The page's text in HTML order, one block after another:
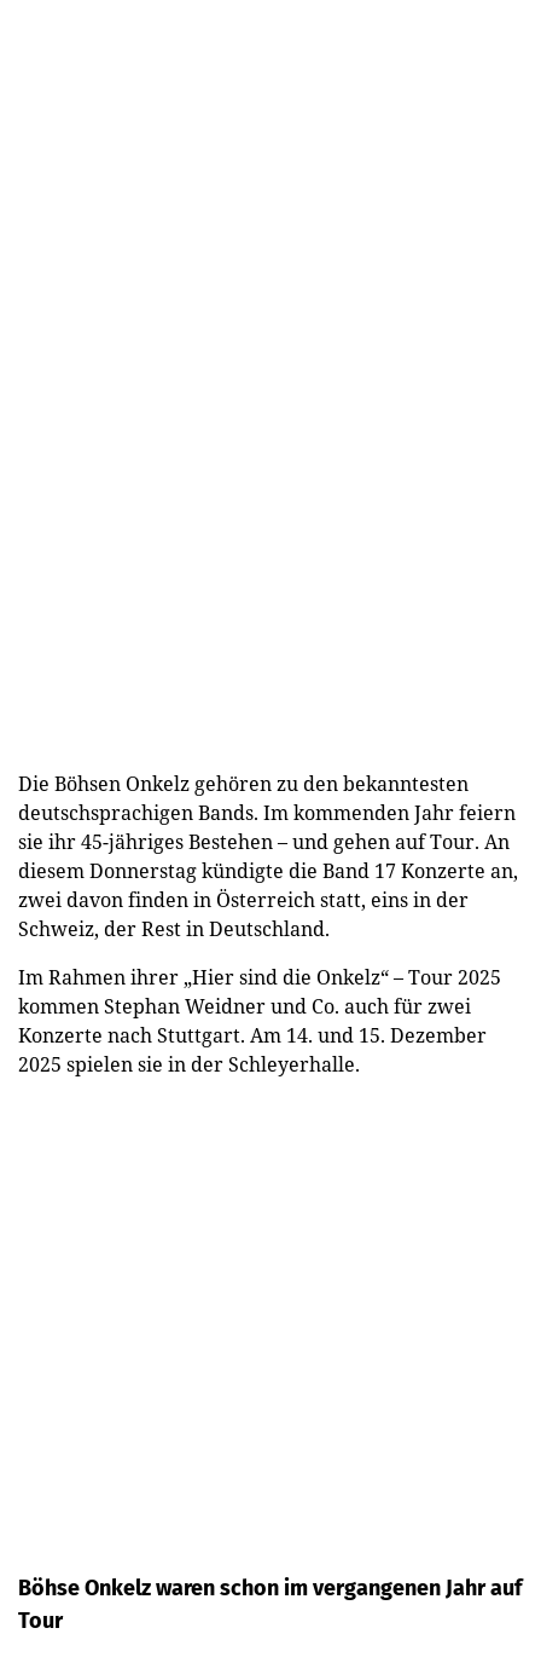
Die Böhsen Onkelz gehören zu den bekanntesten
deutschsprachigen Bands. Im kommenden Jahr feiern
sie ihr 45-jähriges Bestehen – und gehen auf Tour. An
diesem Donnerstag kündigte die Band 17 Konzerte an,
zwei davon finden in Österreich statt, eins in der
Schweiz, der Rest in Deutschland.
Im Rahmen ihrer „Hier sind die Onkelz“ – Tour 2025
kommen Stephan Weidner und Co. auch für zwei
Konzerte nach Stuttgart. Am 14. und 15. Dezember
2025 spielen sie in der Schleyerhalle.
Böhse Onkelz waren schon im vergangenen Jahr auf
Tour